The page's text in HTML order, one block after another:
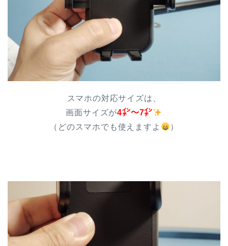
スマホの対応サイズは、
画面サイズが4㌅～7㌅
（どのスマホでも使えますよ
）